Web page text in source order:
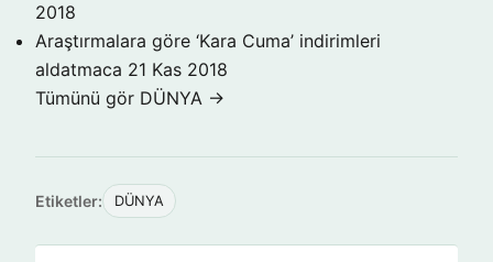
2018
Araştırmalara göre ‘Kara Cuma’ indirimleri
aldatmaca 21 Kas 2018
Tümünü gör DÜNYA →
Etiketler: DÜNYA